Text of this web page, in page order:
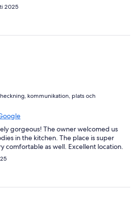
2025
kommunikation, plats och
gorgeous! The owner welcomed us
in the kitchen. The place is super
comfortable as well. Excellent location.